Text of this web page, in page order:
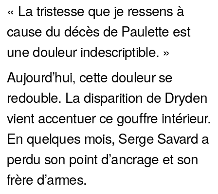
« La tristesse que je ressens à
cause du décès de Paulette est
une douleur indescriptible. »
Aujourd’hui, cette douleur se
redouble. La disparition de Dryden
vient accentuer ce gouffre intérieur.
En quelques mois, Serge Savard a
perdu son point d’ancrage et son
frère d’armes.